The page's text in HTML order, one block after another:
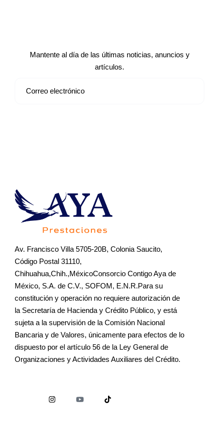
Mantente al día de las últimas noticias, anuncios y
artículos.
Av. Francisco Villa 5705-20B, Colonia Saucito,
Código Postal 31110,
Chihuahua,Chih.,MéxicoConsorcio Contigo Aya de
México, S.A. de C.V., SOFOM, E.N.R.Para su
constitución y operación no requiere autorización de
la Secretaría de Hacienda y Crédito Público, y está
sujeta a la supervisión de la Comisión Nacional
Bancaria y de Valores, únicamente para efectos de lo
dispuesto por el artículo 56 de la Ley General de
Organizaciones y Actividades Auxiliares del Crédito.